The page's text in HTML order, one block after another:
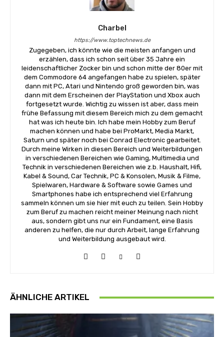
Charbel
https://www.toptechnews.de
Zugegeben, ich könnte wie die meisten anfangen und
erzählen, dass ich schon seit über 35 Jahre ein
leidenschaftlicher Zocker bin und schon mitte der 80er mit
dem Commodore 64 angefangen habe zu spielen, später
dann mit PC, Atari und Nintendo groß geworden bin, was
dann mit dem Erscheinen der PlayStation und Xbox auch
fortgesetzt wurde. Wichtig zu wissen ist aber, dass mein
frühe Befassung mit diesem Bereich mich zu dem gemacht
hat was ich heute bin. Ich habe mein Hobby zum Beruf
machen können und habe bei ProMarkt, Media Markt,
Saturn und später noch bei Conrad Electronic gearbeitet.
Durch meine Wirken in diesen Bereich und Weiterbildungen
in verschiedenen Bereichen wie Gaming, Multimedia und
Technik in verschiedenen Bereichen wie z.b. Haushalt, Hifi,
Kabel & Sound, Car Technik, PC & Konsolen, Musik & Filme,
Spielwaren, Hardware & Software sowie Games und
Smartphones habe ich entsprechend viel Erfahrung
sammeln können um sie hier mit euch zu teilen. Sein Hobby
zum Beruf zu machen reicht meiner Meinung nach nicht
aus, sondern gibt uns nur ein Fundament, eine Basis
anderen zu helfen, die nur durch Arbeit, lange Erfahrung
und Weiterbildung ausgebaut wird.
ÄHNLICHE ARTIKEL